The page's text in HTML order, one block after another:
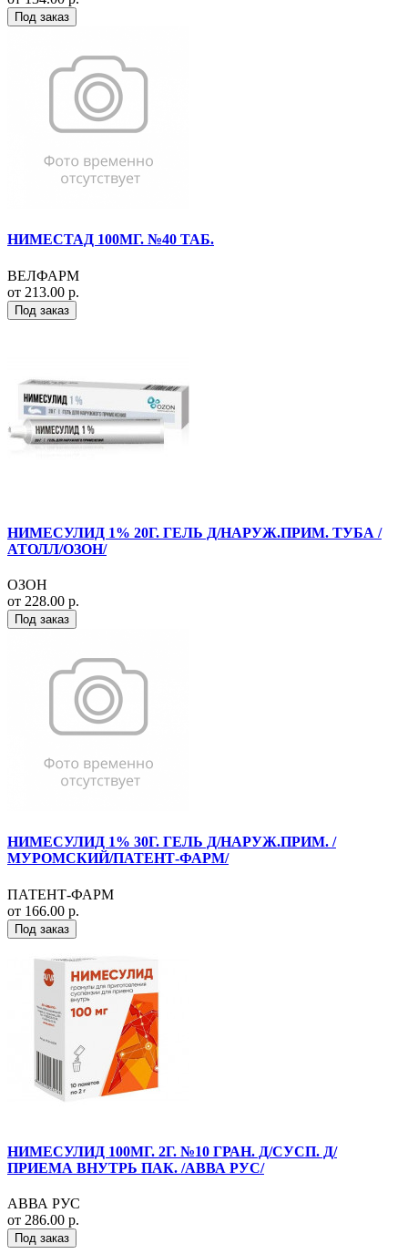
Под заказ
НИМЕСТАД 100МГ. №40 ТАБ.
ВЕЛФАРМ
от 213.00 р.
Под заказ
НИМЕСУЛИД 1% 20Г. ГЕЛЬ Д/НАРУЖ.ПРИМ. ТУБА /
АТОЛЛ/ОЗОН/
ОЗОН
от 228.00 р.
Под заказ
НИМЕСУЛИД 1% 30Г. ГЕЛЬ Д/НАРУЖ.ПРИМ. /
МУРОМСКИЙ/ПАТЕНТ-ФАРМ/
ПАТЕНТ-ФАРМ
от 166.00 р.
Под заказ
НИМЕСУЛИД 100МГ. 2Г. №10 ГРАН. Д/СУСП. Д/
ПРИЕМА ВНУТРЬ ПАК. /АВВА РУС/
АВВА РУС
от 286.00 р.
Под заказ